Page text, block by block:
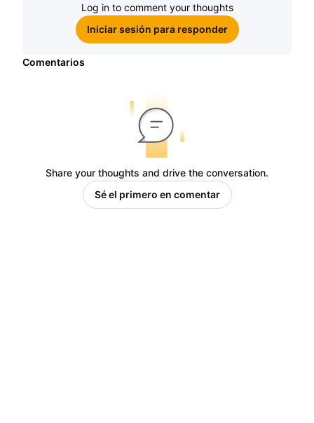
Log in to comment your thoughts
Iniciar sesión para responder
Comentarios
Share your thoughts and drive the conversation.
Sé el primero en comentar